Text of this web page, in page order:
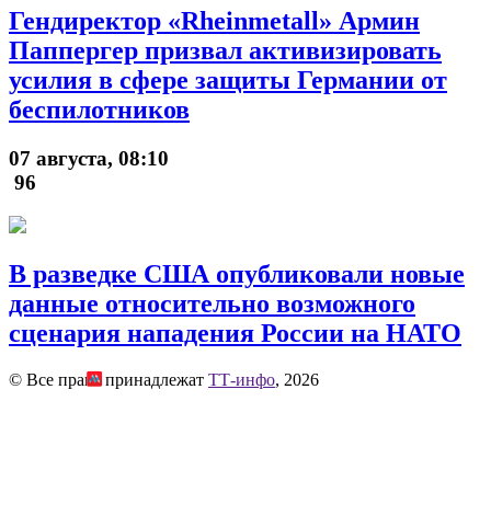
Гендиректор «Rheinmetall» Армин
Паппергер призвал активизировать
усилия в сфере защиты Германии от
беспилотников
07 августа, 08:10
96
В разведке США опубликовали новые
данные относительно возможного
сценария нападения России на НАТО
© Все права принадлежат ТТ-инфо, 2026